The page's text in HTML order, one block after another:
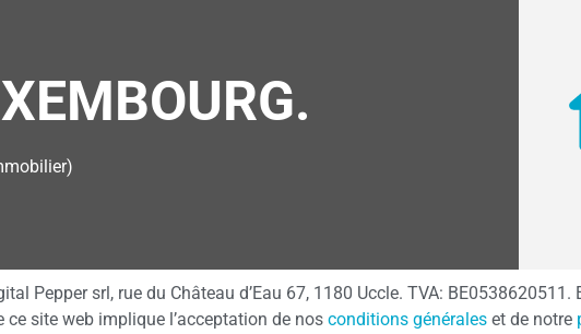
Pepper srl, rue du Château d’Eau 67, 1180 Uccle. TVA: BE0538620511.
ce site web implique l’acceptation de nos conditions généraleset de notre